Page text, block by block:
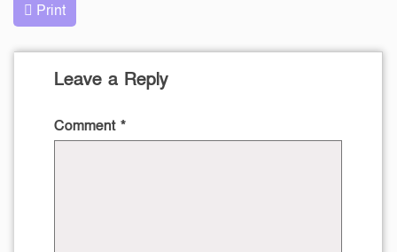
Print
Leave a Reply
Comment *